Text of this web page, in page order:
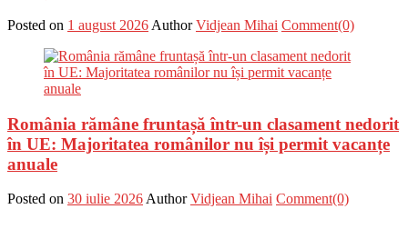
Posted on 1 august 2026 Author Vidjean Mihai Comment(0)
România rămâne fruntașă într-un clasament nedorit
în UE: Majoritatea românilor nu își permit vacanțe
anuale
Posted on 30 iulie 2026 Author Vidjean Mihai Comment(0)